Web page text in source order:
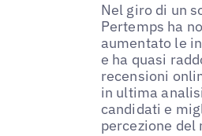
Nel giro di un
Pertemps ha
aumentato le
e ha quasi
recensioni
in ultima
candidati e
percezione del